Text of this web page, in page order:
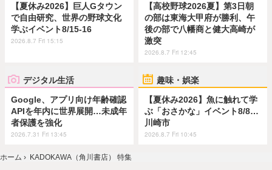
【夏休み2026】巨人Gタウン
で自由研究、世界の野球文化
学ぶイベント8/15-16
2026.8.7 Fri 15:15
【高校野球2026夏】第3日朝
の部は東海大甲府が勝利、午
後の部で八幡商と健大高崎が
激突
2026.8.7 Fri 12:45
デジタル生活
Google、アプリ向け年齢確認
APIを年内に世界展開…未成年
者保護を強化
2026.7.31 Fri 13:45
趣味・娯楽
【夏休み2026】魚に触れて学
ぶ「おさかな」イベント8/8…
川崎市
2026.8.7 Fri 10:45
ホーム › KADOKAWA（角川書店） 特集